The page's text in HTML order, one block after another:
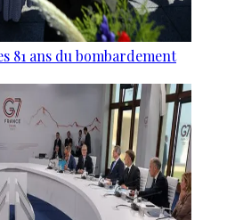
81 ans du bombardement